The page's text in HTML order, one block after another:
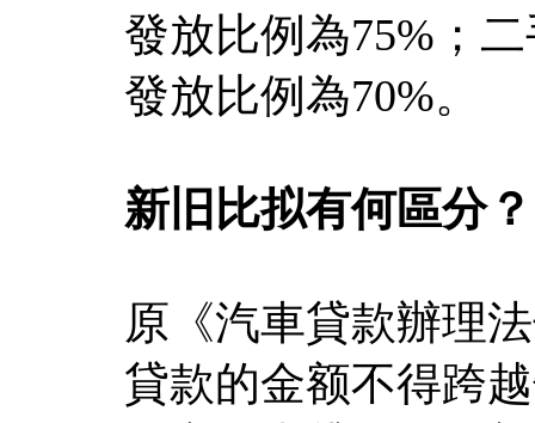
發放比例為75%；
發放比例為70%。
新旧比拟有何區分？
原《汽車貸款辦理
貸款的金额不得跨